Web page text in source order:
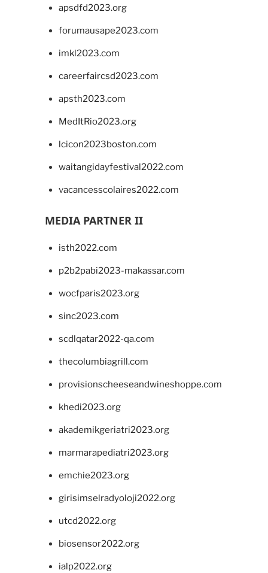
apsdfd2023.org
forumausape2023.com
imkl2023.com
careerfaircsd2023.com
apsth2023.com
MedItRio2023.org
lcicon2023boston.com
waitangidayfestival2022.com
vacancesscolaires2022.com
MEDIA PARTNER II
isth2022.com
p2b2pabi2023-makassar.com
wocfparis2023.org
sinc2023.com
scdlqatar2022-qa.com
thecolumbiagrill.com
provisionscheeseandwineshoppe.com
khedi2023.org
akademikgeriatri2023.org
marmarapediatri2023.org
emchie2023.org
girisimselradyoloji2022.org
utcd2022.org
biosensor2022.org
ialp2022.org